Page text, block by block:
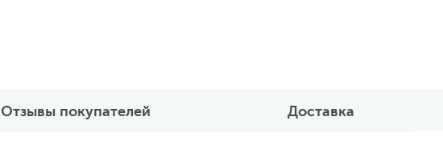
Отзывы покупателей Доставка